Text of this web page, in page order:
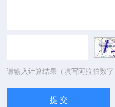
请输入计算结果（填写阿拉伯数